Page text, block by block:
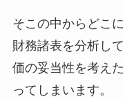
そこの中からどこ
財務諸表を分析し
価の妥当性を考え
ってしまいます。